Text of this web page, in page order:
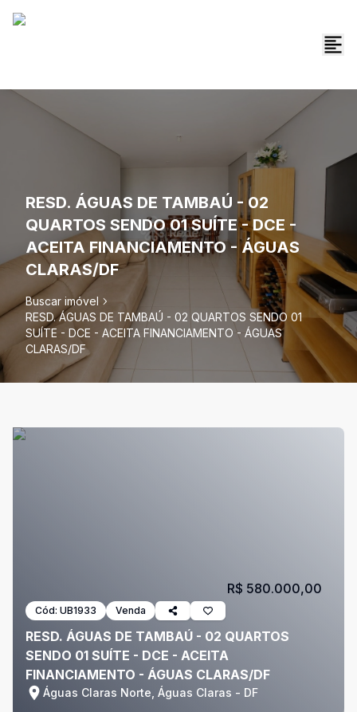
RESD. ÁGUAS DE TAMBAÚ - 02
QUARTOS SENDO 01 SUÍTE - DCE -
ACEITA FINANCIAMENTO - ÁGUAS
CLARAS/DF
Buscar imóvel
RESD. ÁGUAS DE TAMBAÚ - 02 QUARTOS SENDO 01
SUÍTE - DCE - ACEITA FINANCIAMENTO - ÁGUAS
CLARAS/DF
Cód: UB1933 Venda
RESD. ÁGUAS DE TAMBAÚ - 02 QUARTOS
SENDO 01 SUÍTE - DCE - ACEITA
FINANCIAMENTO - ÁGUAS CLARAS/DF
Águas Claras Norte, Águas Claras - DF
R$ 580.000,00